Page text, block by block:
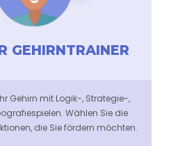
GEHIRNTRAINER
Gehirn mit Logik-, Strategie-,
Wählen Sie die
die Sie fördern möchten.